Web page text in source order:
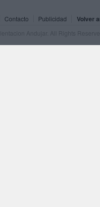
Contacto Publicidad Volver